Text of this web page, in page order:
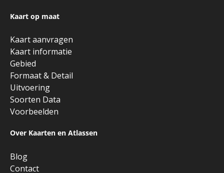
Kaart op maat
Kaart aanvragen
Kaart informatie
Gebied
Formaat & Detail
Uitvoering
Soorten Data
Voorbeelden
Over Kaarten en Atlassen
Blog
Contact